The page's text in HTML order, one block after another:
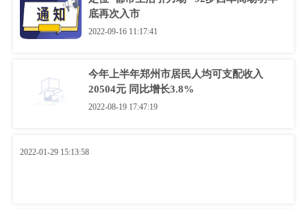
底再次入市
2022-09-16 11:17:41
今年上半年郑州市居民人均可支配收入
20504元 同比增长3.8%
2022-08-19 17:47:19
2022-01-29 15:13:58